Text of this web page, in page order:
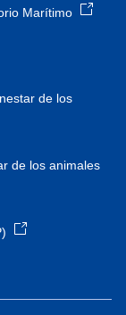
Marítimo
de los
de los animales